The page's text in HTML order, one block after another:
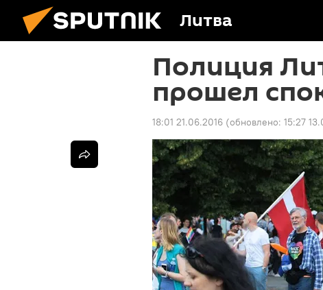
Литва
Полиция
прошел
18:01 21.06.2016 (обновлено: 15:27